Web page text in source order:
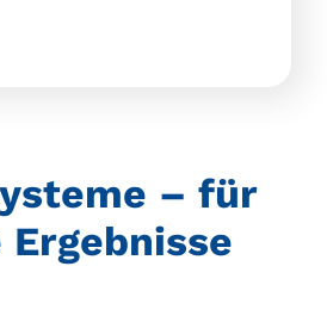
– für